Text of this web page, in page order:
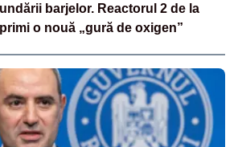
barjelor. Reactorul 2 de la
o nouă „gură de oxigen”